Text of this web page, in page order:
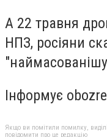
А 22 травня
НПЗ, росіяни
Інформує
Якщо ви помітили помилку,
повідомити про це редакцію